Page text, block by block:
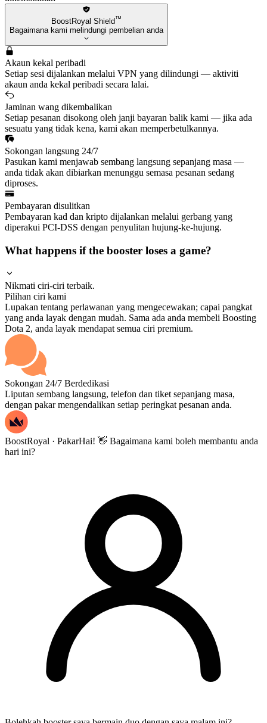
BoostRoyal Shield™
Bagaimana kami melindungi pembelian anda
Akaun kekal peribadi
Setiap sesi dijalankan melalui VPN yang dilindungi — aktiviti
akaun anda kekal peribadi secara lalai.
Jaminan wang dikembalikan
Setiap pesanan disokong oleh janji bayaran balik kami — jika ada
sesuatu yang tidak kena, kami akan memperbetulkannya.
Sokongan langsung 24/7
Pasukan kami menjawab sembang langsung sepanjang masa —
anda tidak akan dibiarkan menunggu semasa pesanan sedang
diproses.
Pembayaran disulitkan
Pembayaran kad dan kripto dijalankan melalui gerbang yang
diperakui PCI-DSS dengan penyulitan hujung-ke-hujung.
What happens if the booster loses a game?
Nikmati ciri-ciri terbaik.
Pilihan ciri kami
Lupakan tentang perlawanan yang mengecewakan; capai pangkat
yang anda layak dengan mudah. Sama ada anda membeli Boosting
Dota 2, anda layak mendapat semua ciri premium.
Sokongan 24/7 Berdedikasi
Liputan sembang langsung, telefon dan tiket sepanjang masa,
dengan pakar mengendalikan setiap peringkat pesanan anda.
BoostRoyal · PakarHai! 👋 Bagaimana kami boleh membantu anda
hari ini?